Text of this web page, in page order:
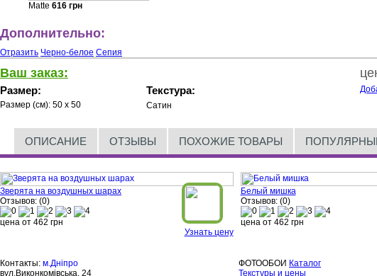
Matte 616 грн
Дополнительно:
Отразить Черно-белое Сепия
Ваш заказ:
Размер:
Размер (см): 50 x 50
Текстура:
Сатин
ОПИСАНИЕ ОТЗЫВЫ ПОХОЖИЕ ТОВАРЫ
Зверята на воздушных шарах
Отзывов: (0)
цена от 462 грн
Узнать цену
Белый мишка
Отзывов: (0)
цена от 462 грн
Контакты: м.Дніпро
вул.Виконкомівська, 24
ФОТООБОИ Каталог
Текстуры и цены